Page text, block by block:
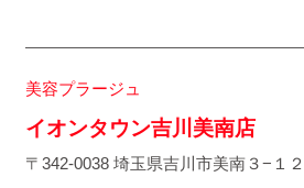
美容プラージュ
イオンタウン吉川美南店
〒342-0038 埼玉県吉川市美南３−１２